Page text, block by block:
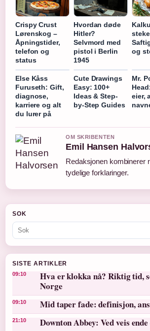
Crispy Crust
Lørenskog –
Åpningstider,
telefon og
status
Hvordan døde
Hitler?
Selvmord med
pistol i Berlin
1945
og
Else Kåss
Furuseth: Gift,
diagnose,
karriere og alt
du lurer på
Cute Drawings
Easy: 100+
Ideas & Step-
by-Step Guides
Mr.
eier,
OM SKRIBENTEN
Emil Hansen
Redaksjonen kombinerer
tydelige forklaringer.
SOK
SISTE ARTIKLER
09:10
Hva er klokka nå? Riktig tid,
Norge
09:10 Mid taper fade: definisjon,
21:10 Downton Abbey: Ved veis